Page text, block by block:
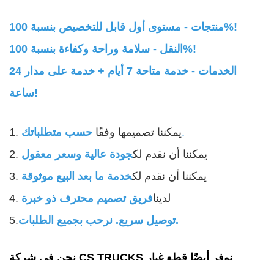
منتجات - مستوى أول قابل للتخصيص بنسبة 100%!
النقل - سلامة وراحة وكفاءة بنسبة 100%!
الخدمات - خدمة متاحة 7 أيام + خدمة على مدار 24
ساعة!
1. يمكننا تصميمها وفقًا حسب متطلباتك
.
2. يمكننا أن نقدم لكجودة عالية وسعر معقول
3. يمكننا أن نقدم لكخدمة ما بعد البيع موثوقة
4. لدينافريق تصميم محترف ذو خبرة
5.
توصيل سريع. نرحب بجميع الطلبات.